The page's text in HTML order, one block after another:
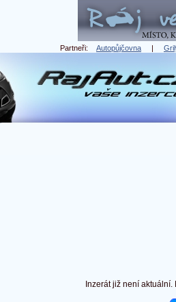
Partneři: Autopůjčovna |
Inzerát již není